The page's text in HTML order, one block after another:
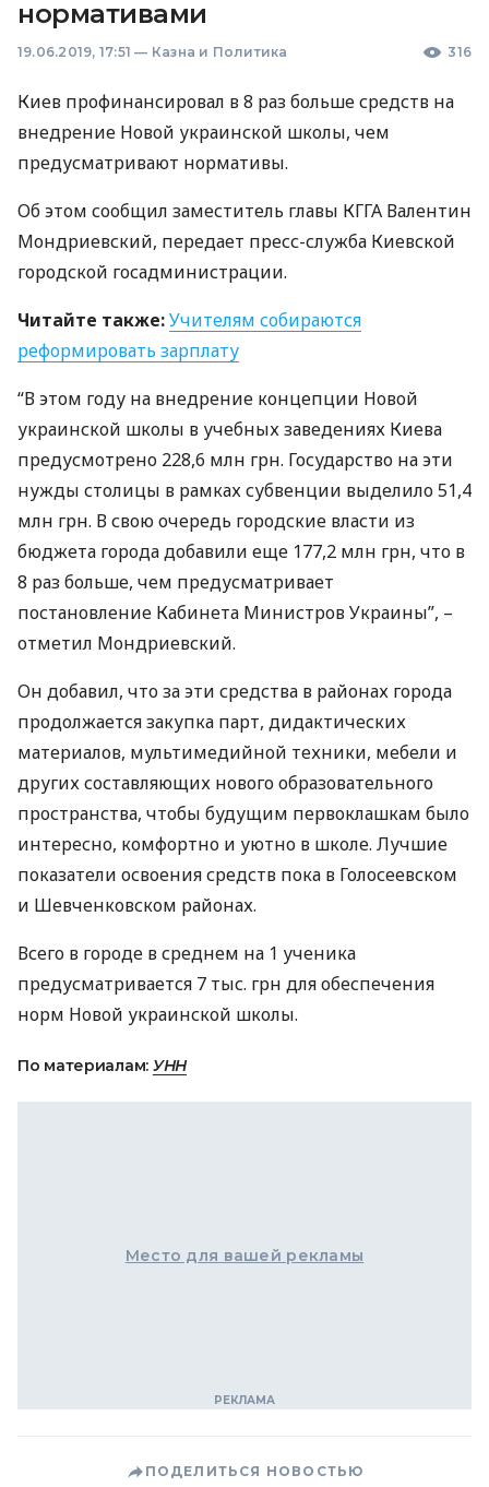
нормативами
19.06.2019, 17:51 — Казна и Политика 316
Киев профинансировал в 8 раз больше средств на
внедрение Новой украинской школы, чем
предусматривают нормативы.
Об этом сообщил заместитель главы КГГА Валентин
Мондриевский, передает пресс-служба Киевской
городской госадминистрации.
Читайте также:Учителям собираются
реформировать зарплату
“В этом году на внедрение концепции Новой
украинской школы в учебных заведениях Киева
предусмотрено 228,6 млн грн. Государство на эти
нужды столицы в рамках субвенции выделило 51,4
млн грн. В свою очередь городские власти из
бюджета города добавили еще 177,2 млн грн, что в
8 раз больше, чем предусматривает
постановление Кабинета Министров Украины”, –
отметил Мондриевский.
Он добавил, что за эти средства в районах города
продолжается закупка парт, дидактических
материалов, мультимедийной техники, мебели и
других составляющих нового образовательного
пространства, чтобы будущим первоклашкам было
интересно, комфортно и уютно в школе. Лучшие
показатели освоения средств пока в Голосеевском
и Шевченковском районах.
Всего в городе в среднем на 1 ученика
предусматривается 7 тыс. грн для обеспечения
норм Новой украинской школы.
По материалам: УНН
Место для вашей рекламы
ПОДЕЛИТЬСЯ НОВОСТЬЮ